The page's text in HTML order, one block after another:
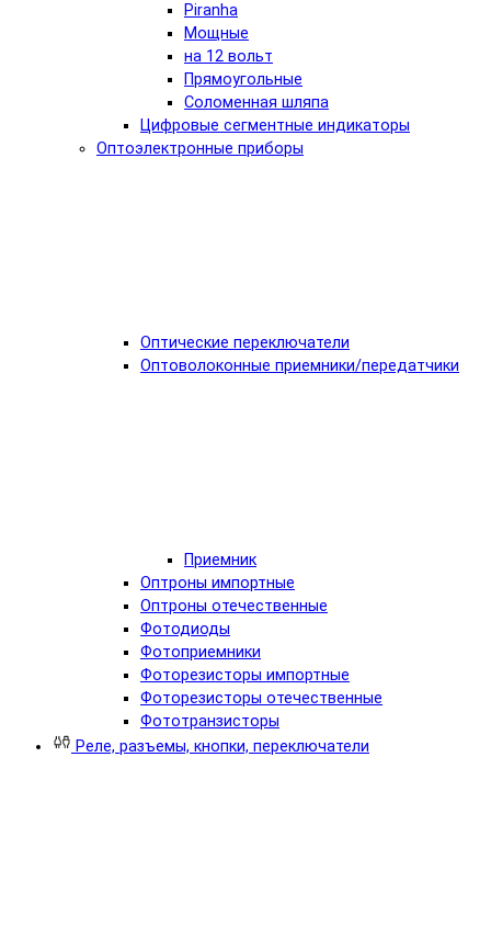
Piranha
Мощные
на 12 вольт
Прямоугольные
Соломенная шляпа
Цифровые сегментные индикаторы
Оптоэлектронные приборы
Оптические переключатели
Оптоволоконные приемники/передатчики
Приемник
Оптроны импортные
Оптроны отечественные
Фотодиоды
Фотоприемники
Фоторезисторы импортные
Фоторезисторы отечественные
Фототранзисторы
Реле, разъемы, кнопки, переключатели